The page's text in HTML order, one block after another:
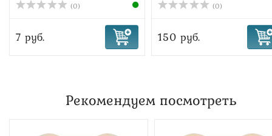
(0)
7 руб.
(0)
150 руб.
Рекомендуем посмотреть